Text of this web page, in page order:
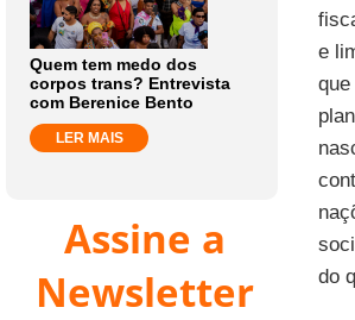
Quem tem medo dos
corpos trans? Entrevista
com Berenice Bento
LER MAIS
Assine a
Newsletter
e
do